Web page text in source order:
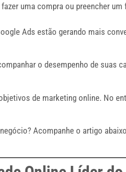
uma compra ou preencher
Ads estão gerando mais
o desempenho de suas
de marketing online. No
Acompanhe o artigo